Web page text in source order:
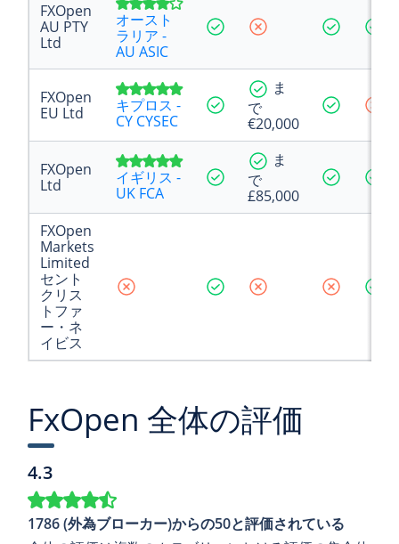
FXOpen
AU PTY
Ltd
オースト
ラリア -
AU ASIC
FXOpen
EU Ltd
キプロス -
CY CYSEC
ま
で
€20,000
FXOpen
Ltd
イギリス -
UK FCA
ま
で
£85,000
FXOpen
Markets
Limited
セント
クリス
トファ
ー・ネ
イビス
FxOpen 全体の評価
4.3
1786 (外為ブローカー)からの50と評価されている